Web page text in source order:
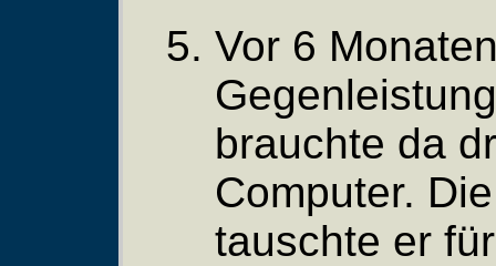
Vor 6
brauchte da
Computer.
tauschte er